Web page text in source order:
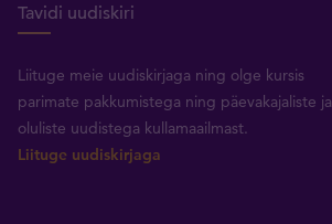
Tavidi uudiskiri
Liituge meie uudiskirjaga ning olge kursis
parimate pakkumistega ning päevakajaliste ja
oluliste uudistega kullamaailmast.
Liituge uudiskirjaga